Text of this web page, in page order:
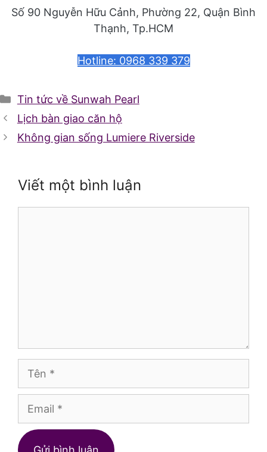
Số 90 Nguyễn Hữu Cảnh, Phường 22, Quận Bình
Thạnh, Tp.HCM
Hotline: 0968 339 379
Danh
mục
Tin tức về Sunwah Pearl
Lịch bàn giao căn hộ
Không gian sống Lumiere Riverside
Viết một bình luận
Trang